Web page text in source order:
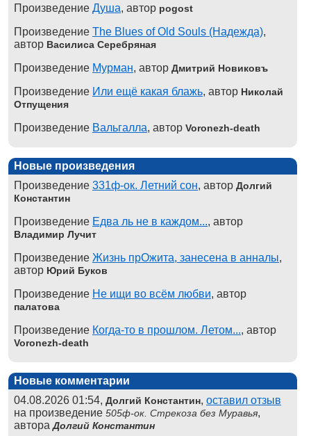
Произведение Душа, автор pogost
Произведение The Blues of Old Souls (Надежда),
автор Василиса Серебряная
Произведение Мурман, автор Дмитрий Новиковъ
Произведение Или ещё какая блажь, автор Николай
Отпущения
Произведение Вальгалла, автор Voronezh-death
Новые произведения
Произведение 331ф-ок. Летний сон, автор Долгий
Константин
Произведение Едва ль не в каждом..., автор
Владимир Лучит
Произведение Жизнь прОжита, занесена в анналы,
автор Юрий Буков
Произведение Не ищи во всём любви, автор
палатова
Произведение Когда-то в прошлом. Летом..., автор
Voronezh-death
Новые комментарии
04.08.2026 01:54, Долгий Константин, оставил отзыв
на произведение 505ф-ок. Стрекоза без Муравья,
автораДолгий Константин